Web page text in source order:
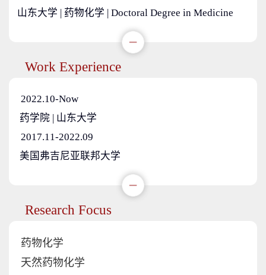
山东大学 | 药物化学 | Doctoral Degree in Medicine
Work Experience
2022.10-Now
药学院 | 山东大学
2017.11-2022.09
美国弗吉尼亚联邦大学
Research Focus
药物化学
天然药物化学